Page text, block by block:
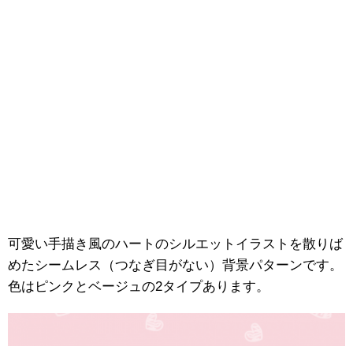
可愛い手描き風のハートのシルエットイラストを散りば
めたシームレス（つなぎ目がない）背景パターンです。
色はピンクとベージュの2タイプあります。